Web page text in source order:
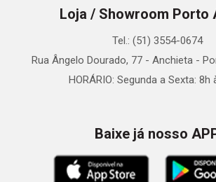
Loja / Showroom Porto
Tel.: (51) 3554-0674
Rua Ângelo Dourado, 77 - Anchieta -
HORÁRIO: Segunda a Sexta: 8h
Baixe já nosso